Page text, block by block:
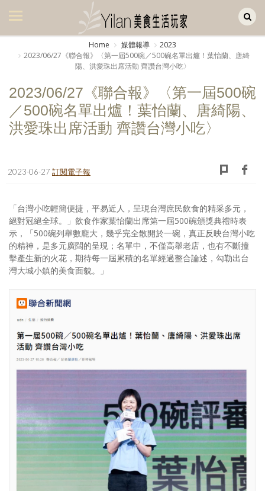
美食集
美飲集
廚房集
旅遊集
旅遊美食集
日記簿
餐桌週記
享樂隨手拍
照相簿
影音區
歷史區
活動實況記錄
媒體報導一覽
合作與代言
Home 媒體報導
2023
2023/06/27《聯合報》〈第一屆500碗／500碗名單出爐！葉怡蘭、唐綺
陽、洪愛珠出席活動 齊讚台灣小吃〉
2023/06/27《聯合報》〈第一屆500碗
／500碗名單出爐！葉怡蘭、唐綺陽、
洪愛珠出席活動 齊讚台灣小吃〉
2023-06-27 訂閱電子報
「台灣小吃輕簡便捷，平易近人，呈現台灣庶民飲食的精采多元，
絕對冠絕全球。」飲食作家葉怡蘭出席第一屆500碗頒獎典禮時表
示，「500碗列舉數龐大，幾乎完全散開於一碗，真正反映台灣小吃
的精神，是多元廣闊的呈現；名單中，不僅高舉老店，也有不斷撞
擊產生新的火花，期待每一屆累積的名單經過整合論述，勾勒出台
灣大城小鎮的美食面貌。」